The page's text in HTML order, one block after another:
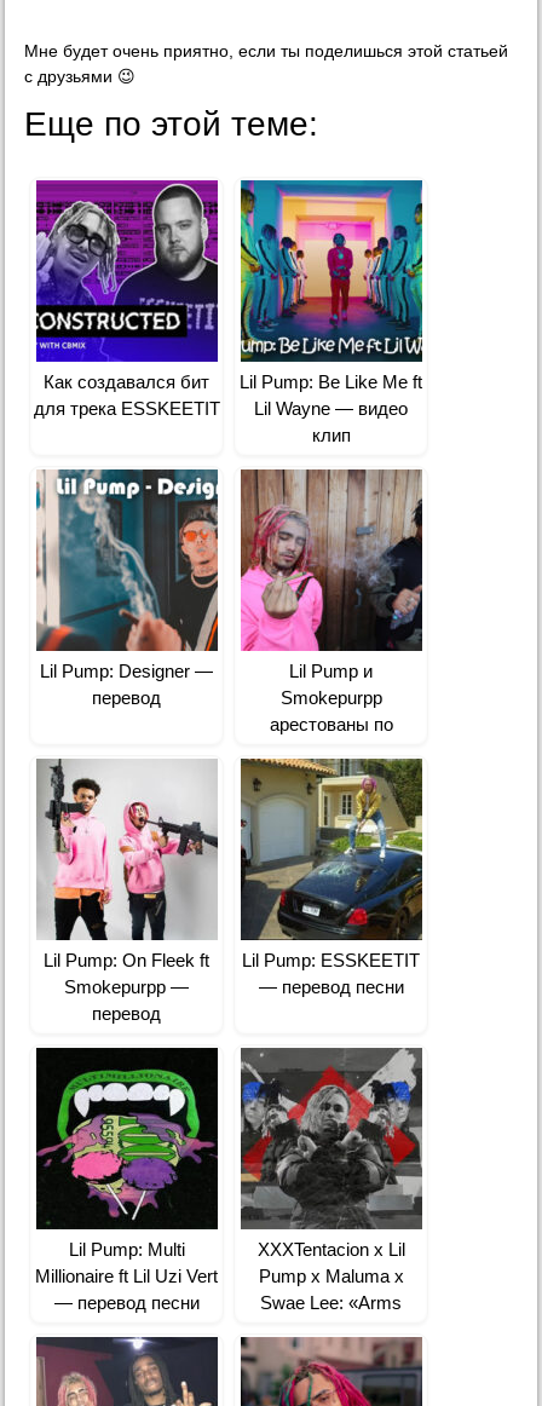
Мне будет очень приятно, если ты поделишься этой статьей
с друзьями 😉
Еще по этой теме:
Как создавался бит
для трека ESSKEETIT
Lil Pump: Be Like Me ft
Lil Wayne — видео
клип
Lil Pump: Designer —
перевод
Lil Pump и
Smokepurpp
арестованы по
хранении наркотиков
Lil Pump: On Fleek ft
Smokepurpp —
перевод
Lil Pump: ESSKEETIT
— перевод песни
Lil Pump: Multi
Millionaire ft Lil Uzi Vert
— перевод песни
XXXTentacion x Lil
Pump x Maluma x
Swae Lee: «Arms
премьера клипа